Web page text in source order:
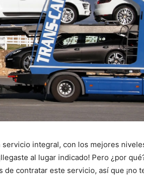
servicio integral, con los mejores
al lugar indicado! Pero ¿por
de contratar este servicio, así que ¡no